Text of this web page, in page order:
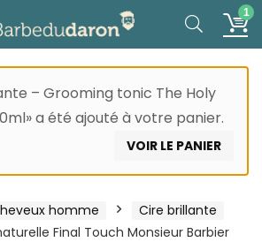
1
– Grooming tonic The Holy
a été ajouté à votre panier.
VOIR LE PANIER
homme
Cire brillante
Final Touch Monsieur Barbier